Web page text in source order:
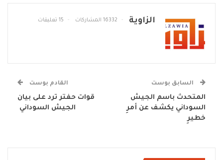
الزاوية 16332 المشاركات 15 تعليقات
السابق بوست
المتحدث باسم الجيش
السوداني يكشف عن أمرِ
خطيرِ
القادم بوست
قوات حفتر ترد على بيان
الجيش السوداني